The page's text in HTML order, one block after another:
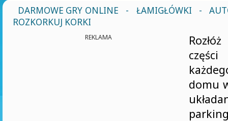
DARMOWE GRY ONLINE - ŁAMIGŁÓWKI
-
ROZKORKUJ KORKI
REKLAMA
domu